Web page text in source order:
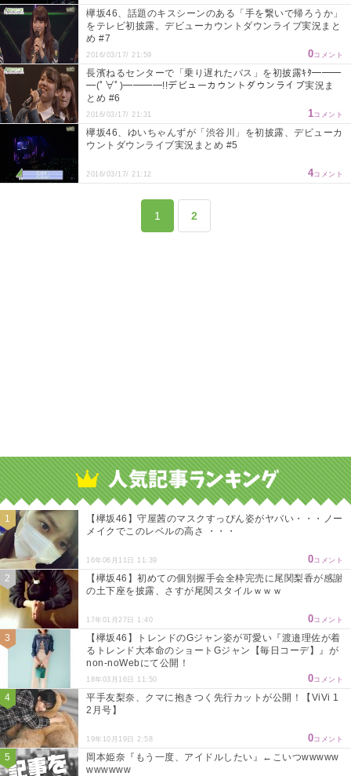
欅坂46、話題のキスシーンのある「手を繋いで帰ろうか」
をテレビ初披露。デビューカウントダウンライブ実況まと
め #7
2016/03/17/ 21:59 0コメント
長濱ねるセンターで「乗り遅れたバス」を初披露ｷﾀ━━━
━(ﾟ∀ﾟ)━━━━!!デビューカウントダウンライブ実況ま
とめ #6
2016/03/17/ 21:31 1コメント
欅坂46、ゆいちゃんずが「渋谷川」を初披露、デビューカ
ウントダウンライブ実況まとめ #5
2016/03/17/ 21:12 4コメント
1 2
【欅坂46】守屋茜のマスクすっぴん姿がヤバい・・・ノー
メイクでこのレベルの高さ ・・・
16年06月11日 11:39 0コメント
【欅坂46】初めての個別握手会全枠完売に尾関梨香が感謝
の土下座を披露、さすが尾関スタイルｗｗｗ
17年01月27日 1:40 0コメント
【欅坂46】トレンドのGジャン姿が可愛い『渡邉理佐が着
るトレンド大本命のショートGジャン【毎日コーデ】』が
non-noWebにて公開！
18年03月16日 11:50 0コメント
平手友梨奈、クマに抱きつく先行カットが公開！【ViVi 1
2月号】
19年10月19日 2:58 0コメント
岡本姫奈『もう一度、アイドルしたい』←こいつwwwww
wwwwww